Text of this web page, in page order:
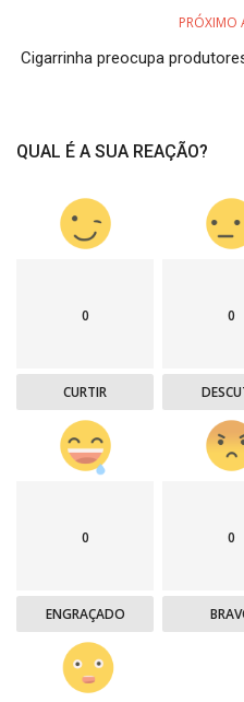
PRÓXIMO
Cigarrinha preocupa
QUAL É A SUA REAÇÃO?
0
CURTIR
0
0
ENGRAÇADO
0